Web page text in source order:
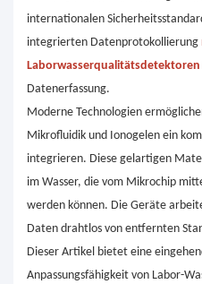
internationalen
integrierten Datenprotokollierung
Laborwasserqualitätsdetektoren
Datenerfassung.
Moderne Technologien
Mikrofluidik und Ionogelen ein
integrieren. Diese gelartigen
im Wasser, die vom Mikrochip
werden können. Die Geräte
Daten drahtlos von entfernten
Dieser Artikel bietet eine
Anpassungsfähigkeit von Labor-